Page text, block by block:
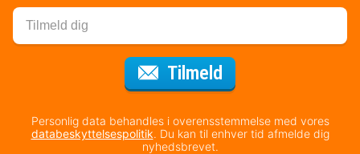
Tilmeld
Personlig data behandles i overensstemmelse med vores
databeskyttelsespolitik. Du kan til enhver tid afmelde dig
nyhedsbrevet.